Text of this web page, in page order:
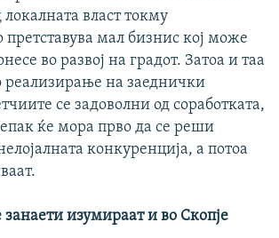
власт токму
претставува мал бизнис кој може
во развој на градот. Затоа и таа
реализирање на заеднички
се задоволни од соработката,
ќе мора прво да се реши
конкуренција, а потоа
изумираат и во Скопје